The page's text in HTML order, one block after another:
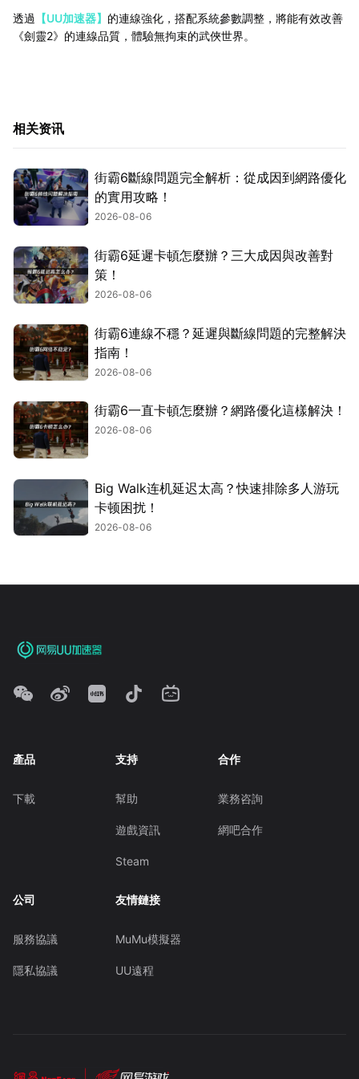
透過 【UU加速器】 的連線強化，搭配系統參數調整，將能有效改善
《劍靈2》的連線品質，體驗無拘束的武俠世界。
相关资讯
街霸6斷線問題完全解析：從成因到網路優化
的實用攻略！
2026-08-06
街霸6延遲卡頓怎麼辦？三大成因與改善對
策！
2026-08-06
街霸6連線不穩？延遲與斷線問題的完整解決
指南！
2026-08-06
街霸6一直卡頓怎麼辦？網路優化這樣解決！
2026-08-06
Big Walk连机延迟太高？快速排除多人游玩
卡顿困扰！
2026-08-06
產品
下載
支持
幫助
遊戲資訊
Steam
合作
業務咨詢
網吧合作
公司
服務協議
隱私協議
友情鏈接
MuMu模擬器
UU遠程